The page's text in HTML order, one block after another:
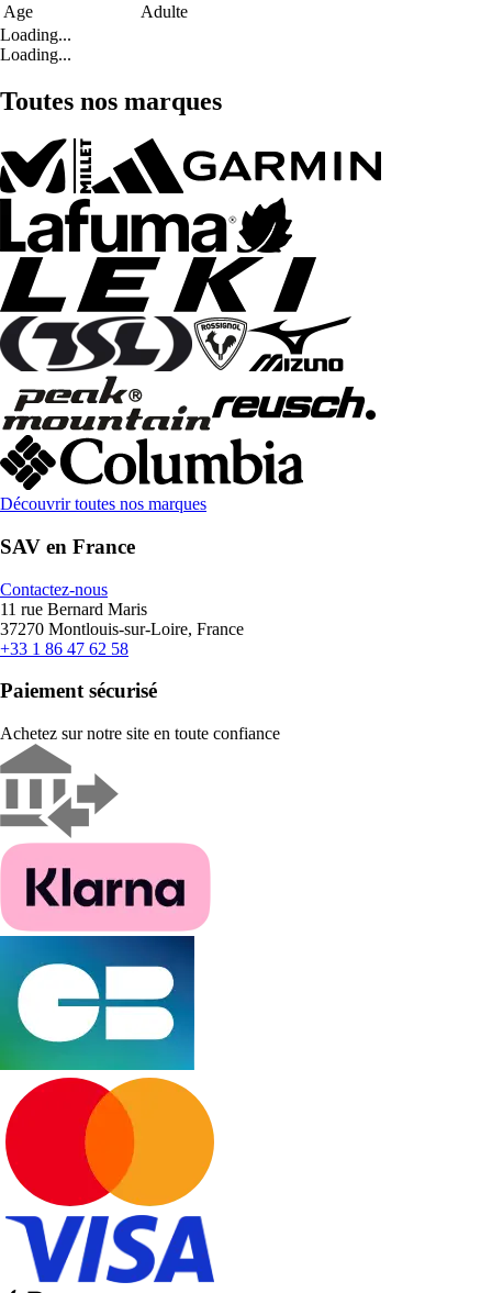
Age
Adulte
Loading...
Loading...
Toutes nos marques
Découvrir toutes nos marques
SAV en France
Contactez-nous
11 rue Bernard Maris
37270 Montlouis-sur-Loire, France
+33 1 86 47 62 58
Paiement sécurisé
Achetez sur notre site en toute confiance